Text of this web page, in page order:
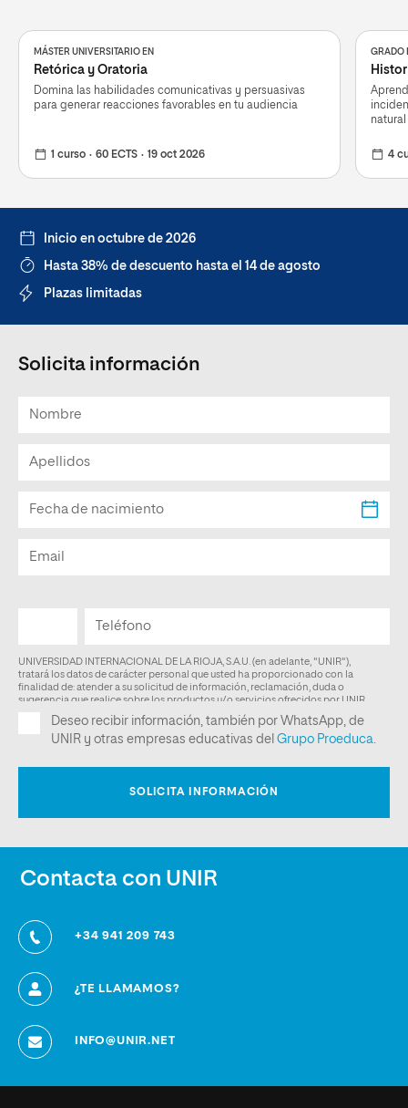
MÁSTER UNIVERSITARIO EN
Retórica y Oratoria
Domina las habilidades comunicativas y persuasivas
para generar reacciones favorables en tu audiencia
1 curso 60 ECTS 19 oct 2026
GRADO
natural
4
Inicio en octubre de 2026
Hasta 38% de descuento hasta el 14 de agosto
Plazas limitadas
Solicita información
Contacta con UNIR
+34 941 209 743
¿TE LLAMAMOS?
INFO@UNIR.NET